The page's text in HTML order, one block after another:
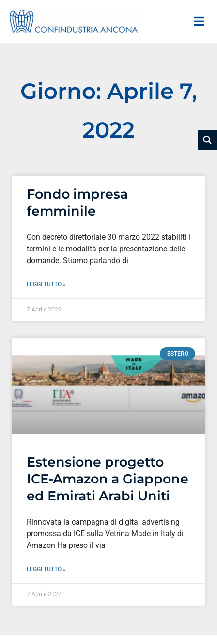
Giorno: Aprile 7,
2022
Fondo impresa
femminile
Con decreto direttoriale 30 marzo 2022 stabiliti i
termini e le modalità per la presentazione delle
domande. Stiamo parlando di
LEGGI TUTTO »
7 Aprile 2022
ESTERO
Estensione progetto
ICE-Amazon a Giappone
ed Emirati Arabi Uniti
Rinnovata la campagna di digital advertising
promossa da ICE sulla Vetrina Made in Italy di
Amazon Ha preso il via
LEGGI TUTTO »
7 Aprile 2022